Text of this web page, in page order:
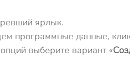
ярлык.
программные данные,
выберите вариант «